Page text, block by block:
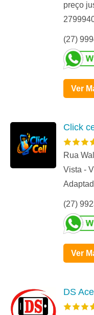
preço
(27)
Ver
Click
Rua
Vista -
(27)
Ver
DS